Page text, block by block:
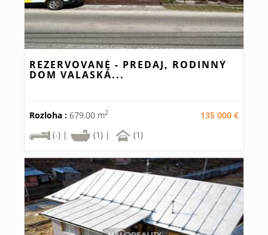
REZERVOVANÉ - PREDAJ, RODINNÝ
DOM VALASKÁ...
Rozloha : 679.00 m2
135 000 €
(-) |
(1) | (1)